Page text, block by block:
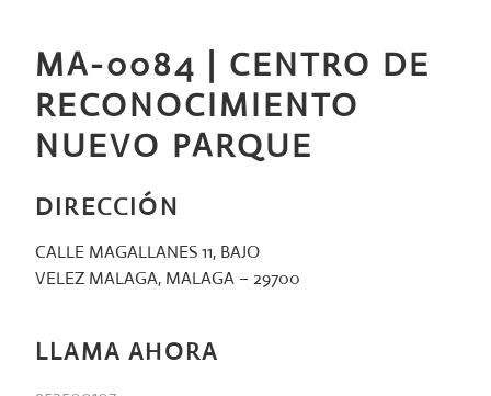
contenidoMA-0084 | CENTRO DE
RECONOCIMIENTO
NUEVO PARQUE
DIRECCIÓN
CALLE MAGALLANES 11, BAJO
VELEZ MALAGA, MALAGA – 29700
LLAMA AHORA